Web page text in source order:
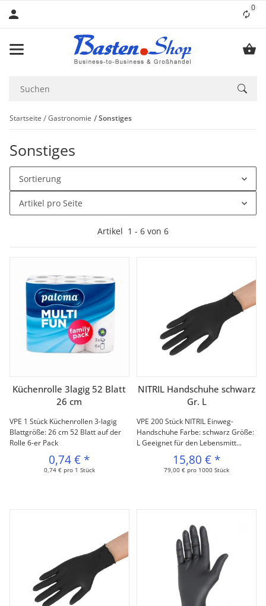
0
Startseite Gastronomie Sonstiges
Sonstiges
Sortierung
Artikel pro Seite
Artikel 1 - 6 von 6
Küchenrolle 3lagig 52 Blatt
26 cm
VPE 1 Stück Küchenrollen 3-lagig
Blattgröße: 26 cm 52 Blatt auf der
Rolle 6-er Pack
0,74 € *
0,74 € pro 1 Stück
NITRIL Handschuhe schwarz
Gr. L
VPE 200 Stück NITRIL Einweg-
Handschuhe Farbe: schwarz Größe:
L Geeignet für den Lebensmitt...
15,80 € *
79,00 € pro 1000 Stück